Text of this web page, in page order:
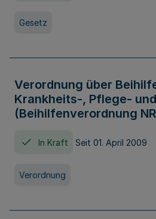
Gesetz
Verordnung über
Krankheits-, Pflege-
(Beihilfenverordnung
In Kraft Seit 01. April 2009
Verordnung